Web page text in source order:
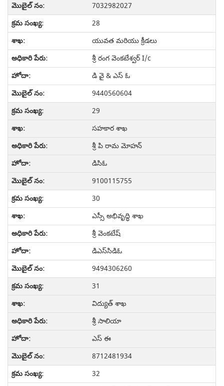
7032982027
28
యువత మరియు క్రీడలు
శ్రీ రంగ వెంకటేశ్వర్ I/c
డి వై & ఎస్ ఓ
9440560604
29
సహకార శాఖ
శ్రీ పి రామ మోహన్
డిసిఓ
9100115755
30
ఎస్సీ అభివృద్ధి శాఖ
శ్రీ వెంకటేష్
డిఎస్‌సిడిఓ
9494306260
31
విద్యుత్ శాఖ
శ్రీ సాలియా
ఎస్ ఈ
8712481934
32